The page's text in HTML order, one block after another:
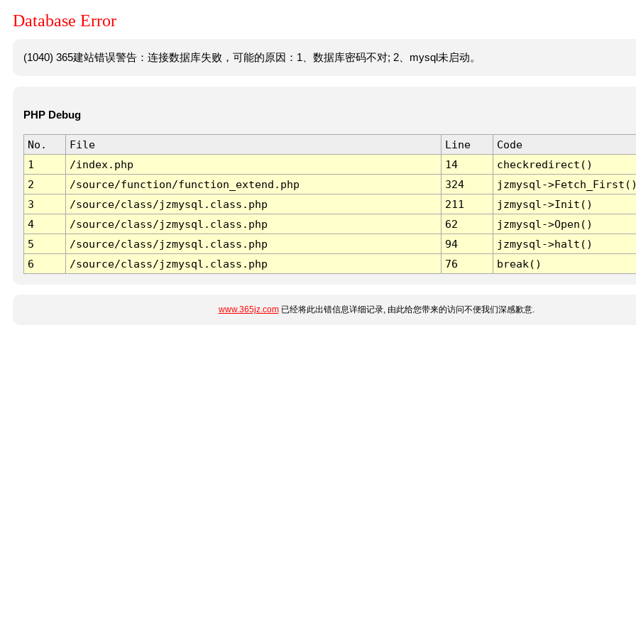
Database Error
(1040) 365建站错误警告：连接数据库失败，可能的原因：1、数据库密码不对; 2、mysql未启动。
PHP Debug
No. File Line
Code
1
/index.php 14
checkredirect()
2
/source/function/function_extend.php 324
jzmysql-
3
/source/class/jzmysql.class.php 211
jzmysql->Init()
4
/source/class/jzmysql.class.php 62
jzmysql->Open()
5
/source/class/jzmysql.class.php 94
jzmysql->halt()
6
/source/class/jzmysql.class.php 76 break()
www.365jz.com已经将此出错信息详细记录, 由此给您带来的访问不便我们深感歉意.